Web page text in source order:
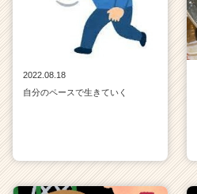
2022.08.18
自分のペースで生きていく